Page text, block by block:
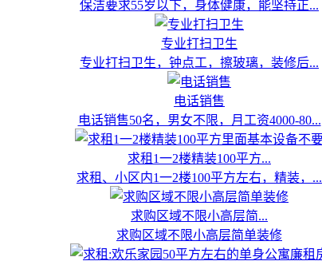
保洁要求55岁以下，身体健康，能坚持正...
专业打扫卫生
专业打扫卫生，钟点工，擦玻璃，装修后...
电话销售
电话销售50名，男女不限，月工资4000-80...
求租1一2楼精装100平方...
求租、小区内1一2楼100平方左右，精装，...
求购区域不限小高层简...
求购区域不限小高层简单装修